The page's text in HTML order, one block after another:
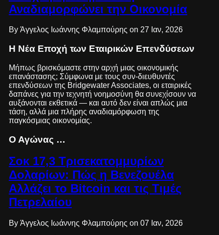
Αναδιαμορφώνει την Οικονομία
By Άγγελος Ιωάννης Φλαμπούρης on 27 Ιαν, 2026
Η Νέα Εποχή των Εταιρικών Επενδύσεων
Μήπως βρισκόμαστε στην αρχή μιας οικονομικής
επανάστασης; Σύμφωνα με τους συν-διευθυντές
επενδύσεων της Bridgewater Associates, οι εταιρικές
δαπάνες για την τεχνητή νοημοσύνη θα συνεχίσουν να
αυξάνονται εκθετικά — και αυτό δεν είναι απλώς μια
τάση, αλλά μια πλήρης αναδιαμόρφωση της
παγκόσμιας οικονομίας.
Ο Αγώνας …
Σοκ 17,3 Τρισεκατομμυρίων
Δολαρίων: Πώς η Βενεζουέλα
Αλλάζει το Bitcoin και τις Τιμές
Πετρελαίου
By Άγγελος Ιωάννης Φλαμπούρης on 07 Ιαν, 2026